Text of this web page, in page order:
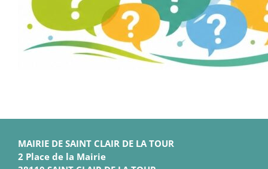
MAIRIE DE SAINT CLAIR DE LA TOUR
2 Place de la Mairie